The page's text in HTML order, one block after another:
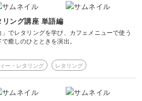
リング講座 単語編
でレタリングを学び、カフェメニューで使う
癒しのひとときを演出。
ー・レタリング レタリング